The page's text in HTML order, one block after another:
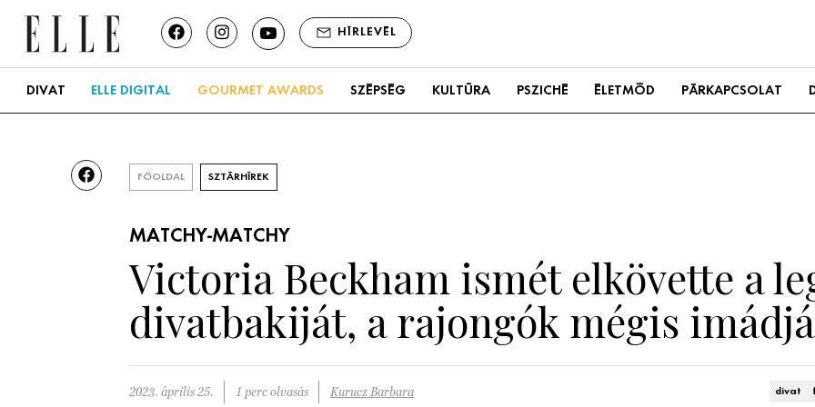
HÍRLEVÉL
DIVAT ELLE DIGITAL GOURMET AWARDS SZÉPSÉG KULTÚRA PSZICHÉ ÉLETMÓD PÁRKAPCSOLAT
FŐOLDAL SZTÁRHÍREK
MATCHY-MATCHY
Victoria Beckham ismét elkövette a
divatbakiját, a rajongók mégis
2023. április 25. 1 perc olvasás Kurucz Barbara divat